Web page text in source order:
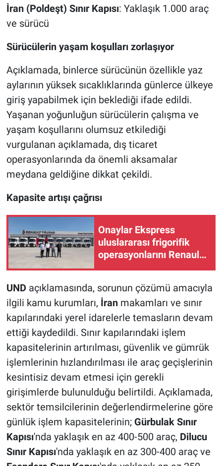
İran (Poldeşt) Sınır Kapısı: Yaklaşık 1.000 araç
ve sürücü
Sürücülerin yaşam koşulları zorlaşıyor
Açıklamada, binlerce sürücünün özellikle yaz
aylarının yüksek sıcaklıklarında günlerce ülkeye
giriş yapabilmek için beklediği ifade edildi.
Yaşanan yoğunluğun sürücülerin çalışma ve
yaşam koşullarını olumsuz etkilediği
vurgulanan açıklamada, dış ticaret
operasyonlarında da önemli aksamalar
meydana geldiğine dikkat çekildi.
Kapasite artışı çağrısı
Onaylar Ekspress
uluslararası frigorifik
operasyonlarını Renault
UNDaçıklamasında, sorunun çözümü amacıyla
ilgili kamu kurumları, İranmakamları ve sınır
kapılarındaki yerel idarelerle temasların devam
ettiği kaydedildi. Sınır kapılarındaki işlem
kapasitelerinin artırılması, güvenlik ve gümrük
işlemlerinin hızlandırılması ile araç geçişlerinin
kesintisiz devam etmesi için gerekli
girişimlerde bulunulduğu belirtildi. Açıklamada,
sektör temsilcilerinin değerlendirmelerine göre
günlük işlem kapasitelerinin; Gürbulak Sınır
Kapısı'nda yaklaşık en az 400-500 araç, Dilucu
Sınır Kapısı'nda yaklaşık en az 300-400 araç ve